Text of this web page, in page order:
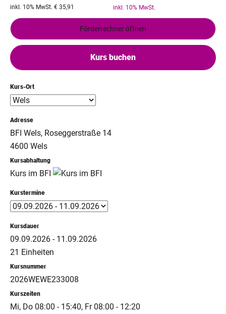
Kurs-Ort
Adresse
BFI Wels, Roseggerstraße 14
4600 Wels
Kursabhaltung
Kurs im BFI
Kurstermine
Kursdauer
09.09.2026 - 11.09.2026
21 Einheiten
Kursnummer
2026WEWE233008
Kurszeiten
Mi, Do 08:00 - 15:40, Fr 08:00 - 12:20
inkl. 10% MwSt. € 35,91 inkl. 10% MwSt.
Förderrechner öffnen
Kurs buchen